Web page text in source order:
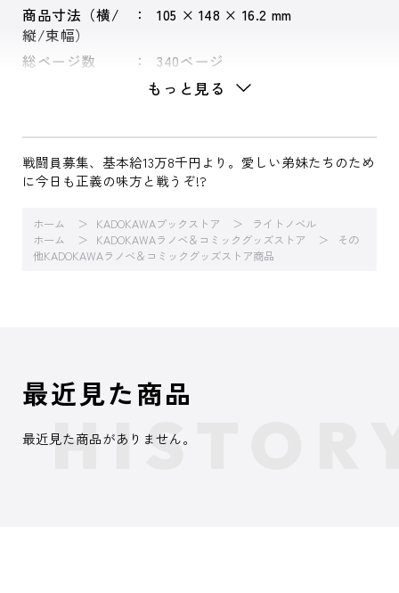
商品寸法（横/
縦/束幅）
105 × 148 × 16.2 mm
総ページ数 340ページ
もっと見る
戦闘員募集、基本給13万8千円より。愛しい弟妹たちのため
に今日も正義の味方と戦うぞ!?
ホーム KADOKAWAブックストア
ライトノベル
ホーム
KADOKAWAラノベ＆コミックグッズストア
その
他KADOKAWAラノベ＆コミックグッズストア商品
最近見た商品
最近見た商品がありません。